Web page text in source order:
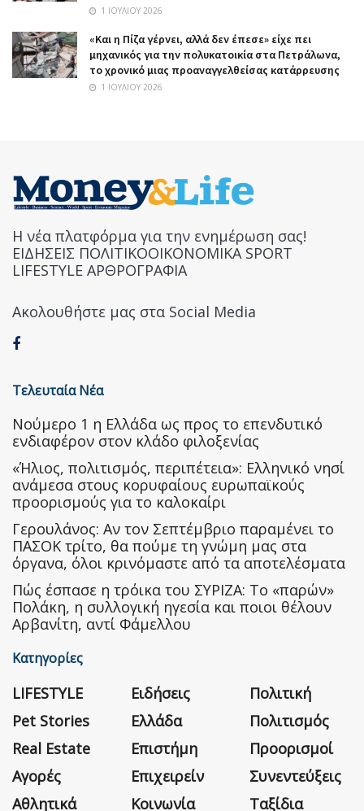
1 ΙΟΥΛΊΟΥ 2026
«Και η Πίζα γέρνει, αλλά δεν έπεσε» είχε πει
μηχανικός για την πολυκατοικία στα Πετράλωνα,
το χρονικό μιας προαναγγελθείσας κατάρρευσης
1 ΙΟΥΛΊΟΥ 2026
Η νέα πλατφόρμα για την ενημέρωση σας!
ΕΙΔΗΣΕΙΣ ΠΟΛΙΤΙΚΟΟΙΚΟΝΟΜΙΚΑ SPORT
LIFESTYLE ΑΡΘΡΟΓΡΑΦΙΑ
Ακολουθήστε μας στα Social Media
Τελευταία Νέα
Nούμερο 1 η Ελλάδα ως προς το επενδυτικό
ενδιαφέρον στον κλάδο φιλοξενίας
«Ήλιος, πολιτισμός, περιπέτεια»: Ελληνικό νησί
ανάμεσα στους κορυφαίους ευρωπαϊκούς
προορισμούς για το καλοκαίρι
Γερουλάνος: Αν τον Σεπτέμβριο παραμένει το
ΠΑΣΟΚ τρίτο, θα πούμε τη γνώμη μας στα
όργανα, όλοι κρινόμαστε από τα αποτελέσματα
Πώς έσπασε η τρόικα του ΣΥΡΙΖΑ: Το «παρών»
Πολάκη, η συλλογική ηγεσία και ποιοι θέλουν
Αρβανίτη, αντί Φάμελλου
Κατηγορίες
LIFESTYLE
Pet Stories
Real Estate
Αγορές
Αθλητικά
Ειδήσεις
Ελλάδα
Επιστήμη
Επιχειρείν
Κοινωνία
Πολιτική
Πολιτισμός
Προορισμοί
Συνεντεύξεις
Ταξίδια